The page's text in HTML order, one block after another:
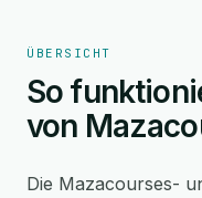
ÜBERSICHT
So
von
Die Mazacourses-